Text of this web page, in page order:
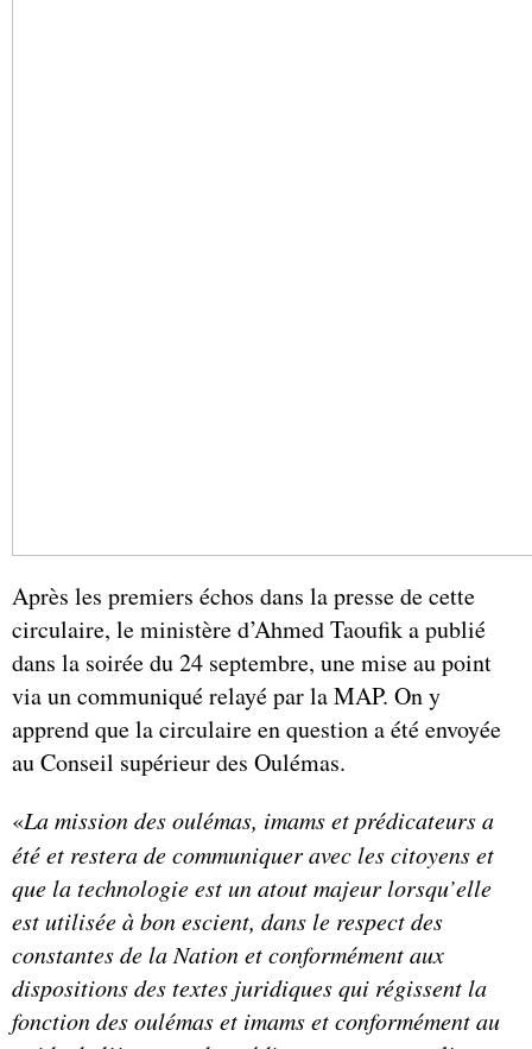
Après les premiers échos dans la presse de cette
circulaire, le ministère d’Ahmed Taoufik a publié
dans la soirée du 24 septembre, une mise au point
via un communiqué relayé par la MAP. On y
apprend que la circulaire en question a été envoyée
au Conseil supérieur des Oulémas.
«La mission des oulémas, imams et prédicateurs a
été et restera de communiquer avec les citoyens et
que la technologie est un atout majeur lorsqu’elle
est utilisée à bon escient, dans le respect des
constantes de la Nation et conformément aux
dispositions des textes juridiques qui régissent la
fonction des oulémas et imams et conformément au